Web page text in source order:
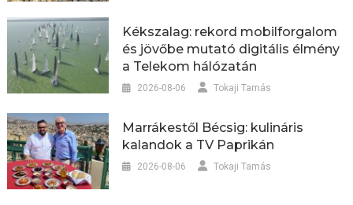
Kékszalag: rekord mobilforgalom
és jövőbe mutató digitális élmény
a Telekom hálózatán
2026-08-06 Tokaji Tamás
Marrákestől Bécsig: kulináris
kalandok a TV Paprikán
2026-08-06 Tokaji Tamás